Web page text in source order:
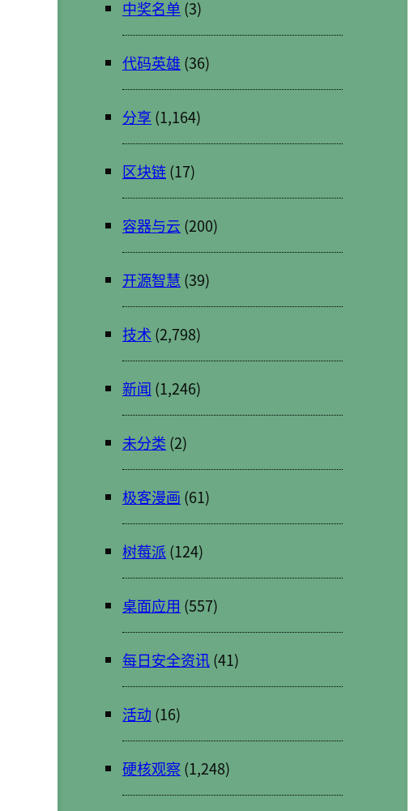
中奖名单 (3)
代码英雄 (36)
分享 (1,164)
区块链(17)
容器与云 (200)
开源智慧 (39)
技术 (2,798)
新闻 (1,246)
未分类 (2)
极客漫画 (61)
树莓派 (124)
桌面应用 (557)
每日安全资讯(41)
活动 (16)
硬核观察 (1,248)